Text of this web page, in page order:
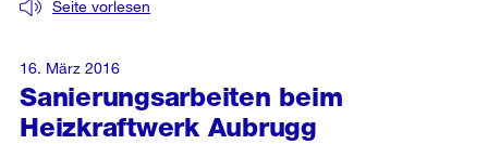
Sanierungsarbeiten beim
Heizkraftwerk Aubrugg
Seite vorlesen
16. März 2016